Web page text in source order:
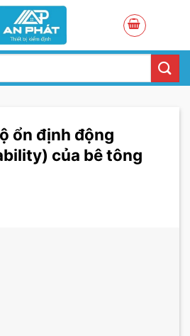
ổn định động
của bê tông